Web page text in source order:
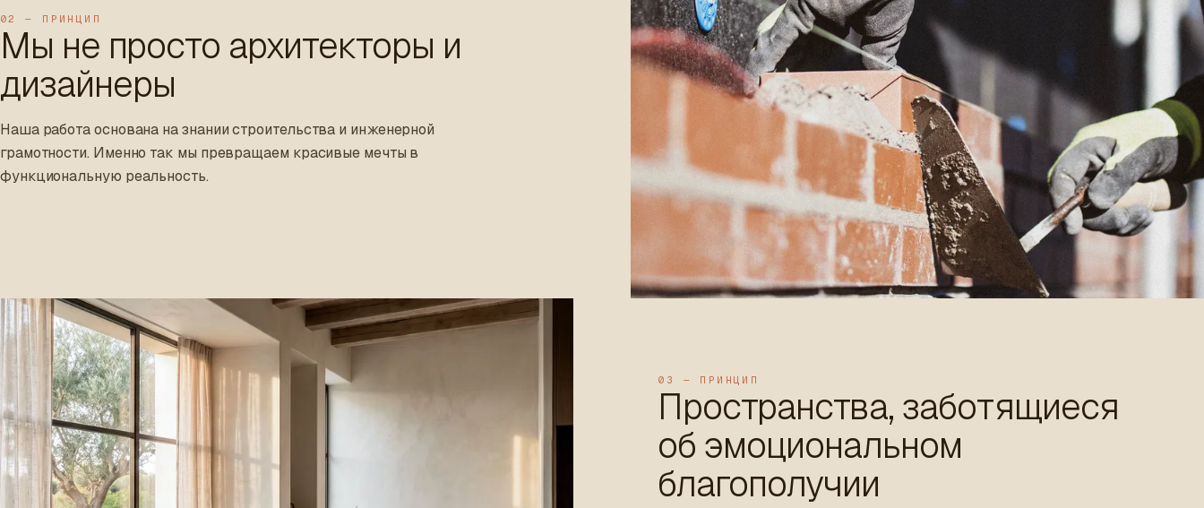
02 — ПРИНЦИП
Мы не просто архитекторы и
дизайнеры
Наша работа основана на знании строительства и инженерной
грамотности. Именно так мы превращаем красивые мечты в
функциональную реальность.
03 — ПРИНЦИП
Пространства, заботящиеся
об эмоциональном
благополучии